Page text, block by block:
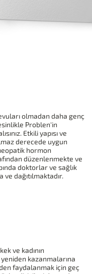
olmadan daha genç
Problen'in
Etkili yapısı ve
derecede uygun
hormon
düzenlenmekte ve
doktorlar ve sağlık
dağıtılmaktadır.
ve kadının
yeniden kazanmalarına
faydalanmak için geç